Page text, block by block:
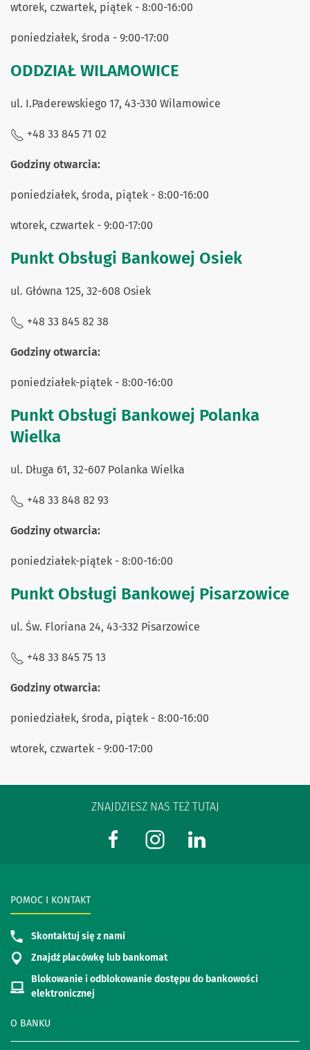
wtorek, czwartek, piątek - 8:00-16:00
poniedziałek, środa - 9:00-17:00
ODDZIAŁ WILAMOWICE
ul. I.Paderewskiego 17, 43-330 Wilamowice
+48 33 845 71 02
Godziny otwarcia:
poniedziałek, środa, piątek - 8:00-16:00
wtorek, czwartek - 9:00-17:00
Punkt Obsługi Bankowej Osiek
ul. Główna 125, 32-608 Osiek
+48 33 845 82 38
Godziny otwarcia:
poniedziałek-piątek - 8:00-16:00
Punkt Obsługi Bankowej Polanka
Wielka
ul. Długa 61, 32-607 Polanka Wielka
+48 33 848 82 93
Godziny otwarcia:
poniedziałek-piątek - 8:00-16:00
Punkt Obsługi Bankowej Pisarzowice
ul. Św. Floriana 24, 43-332 Pisarzowice
+48 33 845 75 13
Godziny otwarcia:
poniedziałek, środa, piątek - 8:00-16:00
wtorek, czwartek - 9:00-17:00
ZNAJDZIESZ NAS TEŻ TUTAJ
O BANKU
POMOC I KONTAKT
Skontaktuj się z nami
Znajdź placówkę lub bankomat
Blokowanie i odblokowanie dostępu do bankowości
elektronicznej